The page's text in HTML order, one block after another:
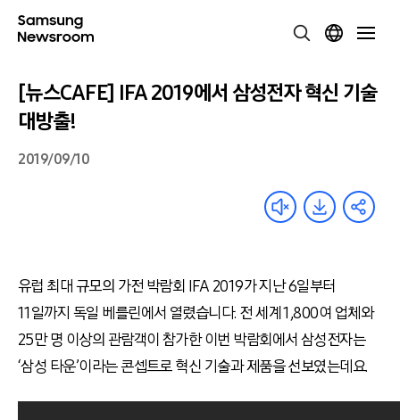
[뉴스CAFE] IFA 2019에서 삼성전자 혁신 기술
대방출!
2019/09/10
유럽 최대 규모의 가전 박람회 IFA 2019가 지난 6일부터
11일까지 독일 베를린에서 열렸습니다. 전 세계 1,800여 업체와
25만 명 이상의 관람객이 참가한 이번 박람회에서 삼성전자는
‘삼성 타운’이라는 콘셉트로 혁신 기술과 제품을 선보였는데요.